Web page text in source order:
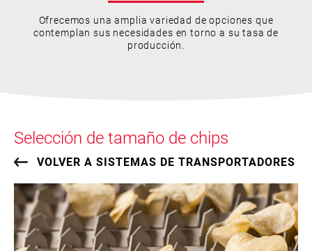
Ofrecemos una amplia variedad de opciones que
contemplan sus necesidades en torno a su tasa de
producción.
Selección de tamaño de chips
VOLVER A SISTEMAS DE TRANSPORTADORES